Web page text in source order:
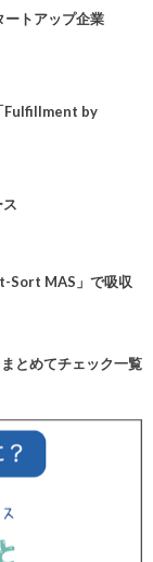
ートアップ企業
Fulfillment by
Sort MAS」で吸収
とめてチェック一覧